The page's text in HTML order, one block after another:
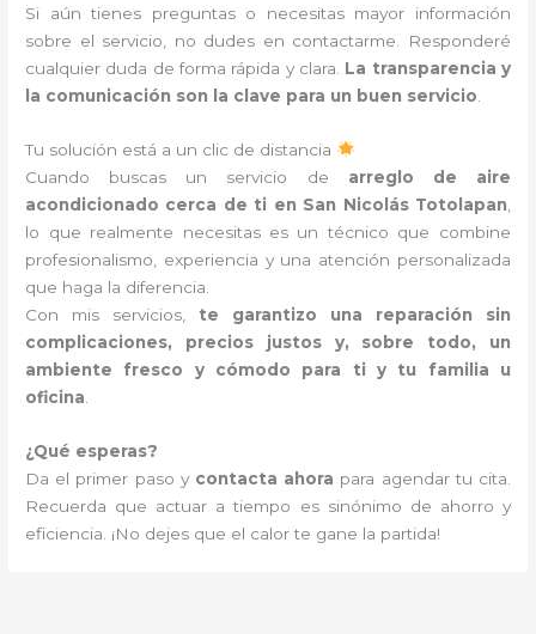
Si aún tienes preguntas o necesitas mayor información
sobre el servicio, no dudes en contactarme. Responderé
cualquier duda de forma rápida y clara. La transparencia y
la comunicación son la clave para un buen servicio
Tu solución está a un clic de distancia
Cuando buscas un servicio de arreglo de aire
acondicionado cerca de ti en San Nicolás Totolapan
lo que realmente necesitas es un técnico que combine
profesionalismo, experiencia y una atención personalizada
que haga la diferencia.
Con mis servicios, te garantizo una reparación sin
complicaciones, precios justos y, sobre todo, un
ambiente fresco y cómodo para ti y tu familia u
oficina
¿Qué esperas?
Da el primer paso y contacta ahora para agendar tu cita.
Recuerda que actuar a tiempo es sinónimo de ahorro y
eficiencia. ¡No dejes que el calor te gane la partida!